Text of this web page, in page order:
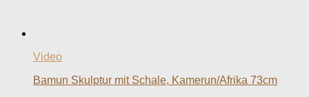
Video
Bamun Skulptur mit Schale, Kamerun/Afrika 73cm